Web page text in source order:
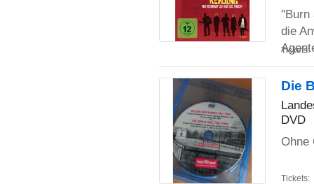
"Burn
die
Tickets:
Die
DVD
Ohne
Tickets: